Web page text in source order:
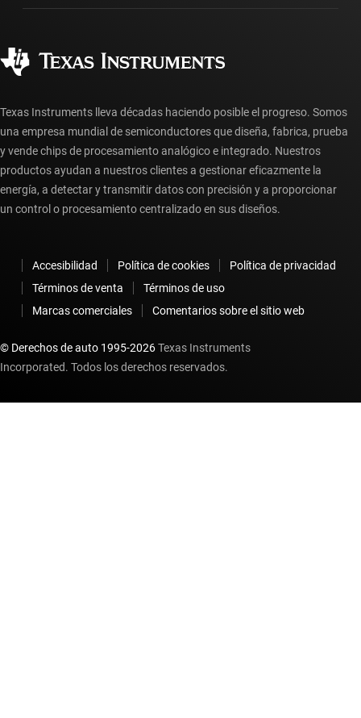
Fabricación
Preguntas frecuentes sobre la cuenta myTI
Preguntas frecuentes sobre pedidos
Texas Instruments lleva décadas haciendo posible el progreso. Somos
una empresa mundial de semiconductores que diseña, fabrica, prueba
y vende chips de procesamiento analógico e integrado. Nuestros
productos ayudan a nuestros clientes a gestionar eficazmente la
energía, a detectar y transmitir datos con precisión y a proporcionar
un control o procesamiento centralizado en sus diseños.
Accesibilidad Política de cookies
Política de privacidad
Términos de venta
Términos de uso
Marcas comerciales
Comentarios sobre el sitio web
© Derechos de auto 1995-2026Texas Instruments
Incorporated. Todos los derechos reservados.